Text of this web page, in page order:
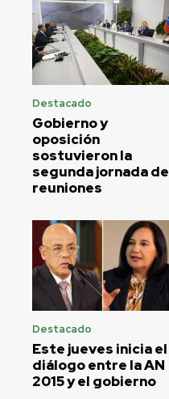
Destacado
Gobierno y
oposición
sostuvieron la
segunda jornada de
reuniones
Destacado
Este jueves inicia el
diálogo entre la AN
2015 y el gobierno